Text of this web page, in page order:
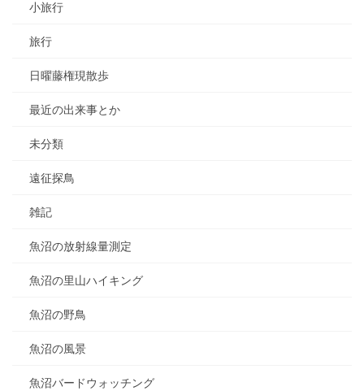
小旅行
旅行
日曜藤権現散歩
最近の出来事とか
未分類
遠征探鳥
雑記
魚沼の放射線量測定
魚沼の里山ハイキング
魚沼の野鳥
魚沼の風景
魚沼バードウォッチング